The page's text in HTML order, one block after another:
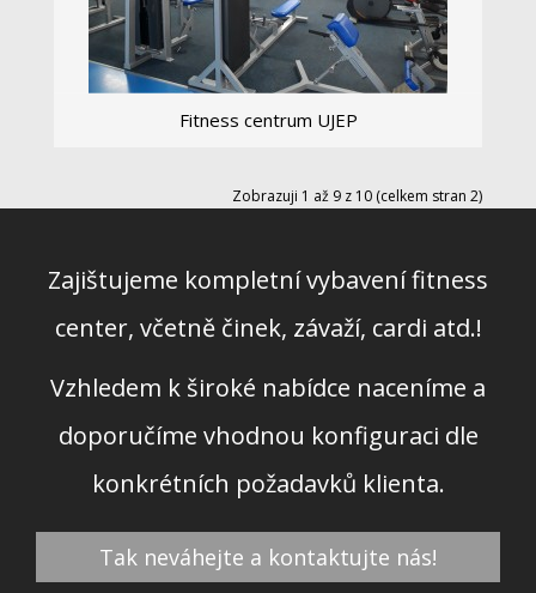
Fitness centrum UJEP
Zobrazit více
Zobrazuji 1 až 9 z 10 (celkem stran 2)
Zajištujeme kompletní vybavení fitness
center, včetně činek, závaží, cardi atd.!
Vzhledem k široké nabídce naceníme a
doporučíme vhodnou konfiguraci dle
konkrétních požadavků klienta.
Tak neváhejte a kontaktujte nás!